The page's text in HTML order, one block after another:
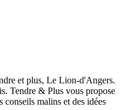
et plus, Le Lion-d'Angers.
Tendre & Plus vous propose
conseils malins et des idées